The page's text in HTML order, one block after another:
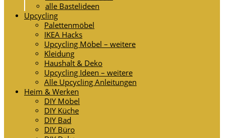
alle Bastelideen
Upcycling
Palettenmöbel
IKEA Hacks
Upcycling Möbel – weitere
Kleidung
Haushalt & Deko
Upcycling Ideen – weitere
Alle Upcycling Anleitungen
Heim & Werken
DIY Möbel
DIY Küche
DIY Bad
DIY Büro